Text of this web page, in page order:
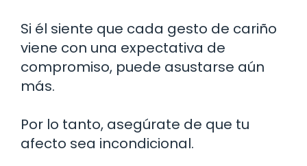
Si él siente que cada gesto de cariño
viene con una expectativa de
compromiso, puede asustarse aún
más.
Por lo tanto, asegúrate de que tu
afecto sea incondicional.